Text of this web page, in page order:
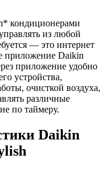
кондиционерами
из любой
— это интернет
приложение Daikin
приложение удобно
устройства,
очисткой воздуха,
различные
по таймеру.
Daikin